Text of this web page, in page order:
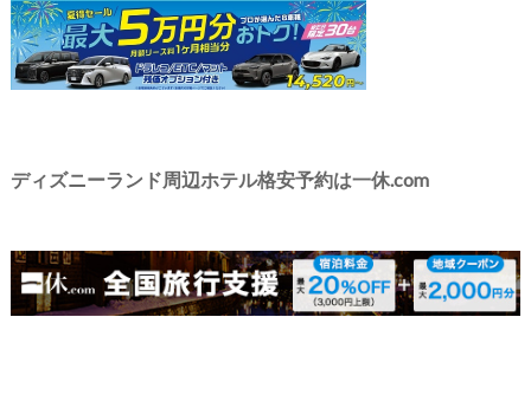
ディズニーランド周辺ホテル格安予約は一休.com